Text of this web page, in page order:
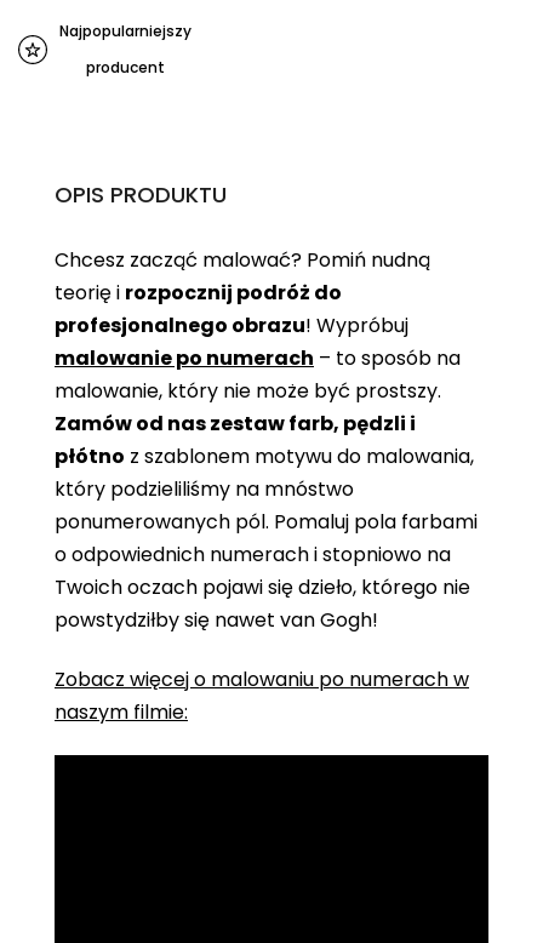
Najpopularniejszy
producent
OPIS PRODUKTU
Chcesz zacząć malować? Pomiń nudną
teorię i rozpocznij podróż do
profesjonalnego obrazu! Wypróbuj
malowanie po numerach – to sposób na
malowanie, który nie może być prostszy.
Zamów od nas zestaw farb, pędzli i
płótno z szablonem motywu do malowania,
który podzieliliśmy na mnóstwo
ponumerowanych pól. Pomaluj pola farbami
o odpowiednich numerach i stopniowo na
Twoich oczach pojawi się dzieło, którego nie
powstydziłby się nawet van Gogh!
Zobacz więcej o malowaniu po numerach w
naszym filmie: